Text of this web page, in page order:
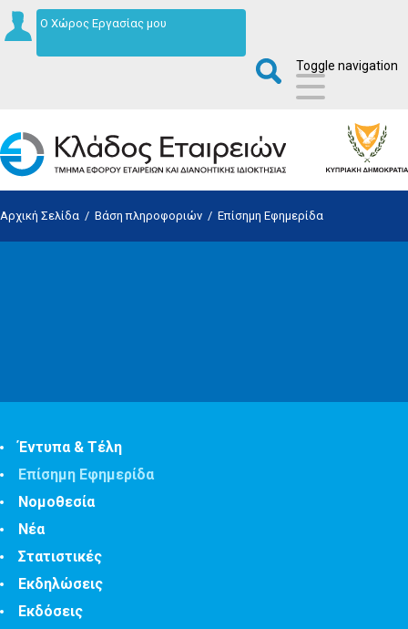
Ο Χώρος Εργασίας μου
Toggle navigation
Αρχική Σελίδα / Βάση πληροφοριών / Επίσημη Εφημερίδα
Έντυπα & Τέλη
Επίσημη Εφημερίδα
Νομοθεσία
Νέα
Στατιστικές
Εκδηλώσεις
Εκδόσεις